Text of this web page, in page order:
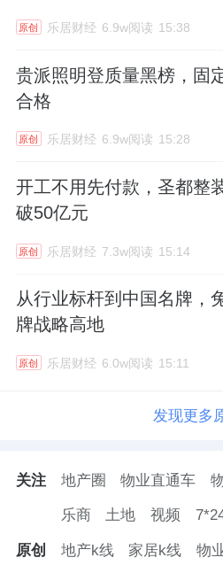
原创 乐居财经 6.9w阅读 15:38
贵派照明登质量黑榜，固
合格
原创 乐居财经 6.9w阅读 15:28
开工不用先付款，圣都整
破50亿元
原创 乐居财经 7.3w阅读 15:14
从行业标杆到中国名牌，
牌战略高地
原创 乐居财经 6.0w阅读 15:11
发现更多
关注 地产圈 物业直通车
乐商 土地 视频
原创 地产k线 家居k线 物